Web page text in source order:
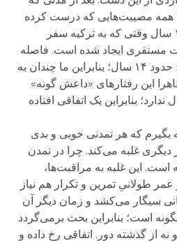
همه مصیبت‌هایی که درست کرده
روی کار آمد، ظرف ۱۵-۱۰ سال وقتی که به ترکیه سفر
مستقری ایجاد شده است. فاصله
این دو گونه رفتار زیاد نبود؛ حدود ۱۴ سال؛ بنابراین ما چندان به
این رفتارهای «داعش گونه»
بیشتر از ۴۰- ۵۰ سال ندارد؛ بنابراین یک اتفاقی افتاده
بگیرم که هر تمدنی خوبی و بدی
غلبه می‌کند. چرا در تمدن
این غلبه به مراقبت‌ها،
طولانیِ تمرین و تکرار هم نیاز
سیگار می‌کشد و زمان دیگر آن
است؛ بنابراین بحث برمی‌گردد
نه از گذشته دور. اتفاقی رخ داده و